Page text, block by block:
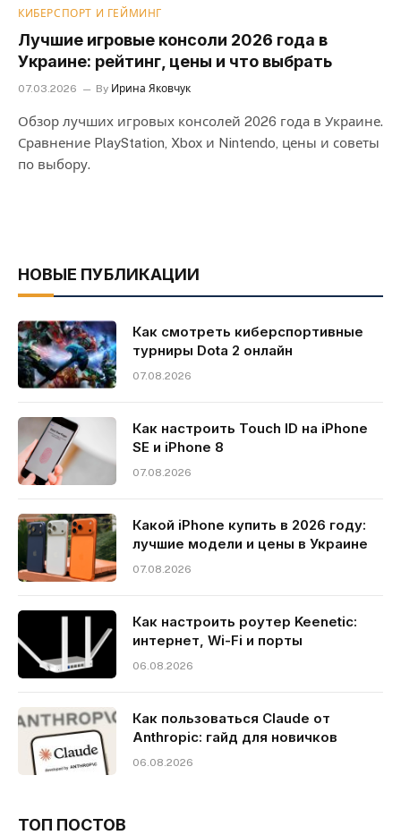
КИБЕРСПОРТ И ГЕЙМИНГ
Лучшие игровые консоли 2026 года в
Украине: рейтинг, цены и что выбрать
07.03.2026 By Ирина Яковчук
Обзор лучших игровых консолей 2026 года в Украине.
Сравнение PlayStation, Xbox и Nintendo, цены и советы
по выбору.
НОВЫЕ ПУБЛИКАЦИИ
Как смотреть киберспортивные
турниры Dota 2 онлайн
07.08.2026
Как настроить Touch ID на iPhone
SE и iPhone 8
07.08.2026
Какой iPhone купить в 2026 году:
лучшие модели и цены в Украине
07.08.2026
Как настроить роутер Keenetic:
интернет, Wi-Fi и порты
06.08.2026
Как пользоваться Claude от
Anthropic: гайд для новичков
06.08.2026
ТОП ПОСТОВ